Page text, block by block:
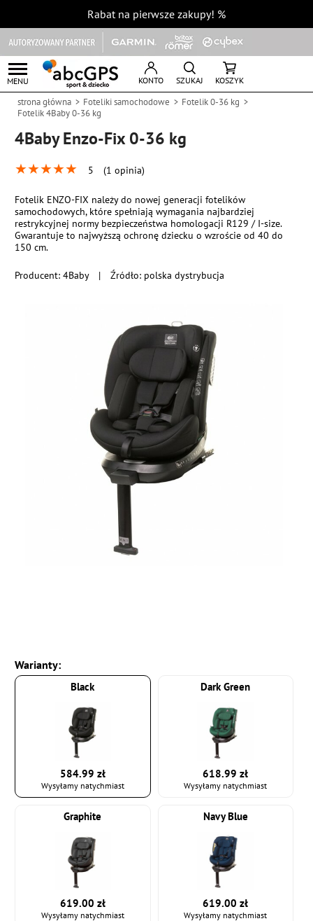
Rabat na pierwsze zakupy! %
MENU KONTO SZUKAJ KOSZYK
strona główna Foteliki samochodowe
Fotelik 0-36 kg
Fotelik 4Baby 0-36 kg
4Baby Enzo-Fix 0-36 kg
★★★★★ 5 (1 opinia)
Producent:4Baby | Źródło: polska dystrybucja
Fotelik ENZO-FIX należy do nowej generacji fotelików
samochodowych, które spełniają wymagania najbardziej
restrykcyjnej normy bezpieczeństwa homologacji R129 / I-size.
Gwarantuje to najwyższą ochronę dziecku o wzroście od 40 do
150 cm.
Warianty:
Black
584.99 zł
Wysyłamy natychmiast
Dark Green
618.99 zł
Wysyłamy natychmiast
Graphite
619.00 zł
Wysyłamy natychmiast
Navy Blue
619.00 zł
Wysyłamy natychmiast